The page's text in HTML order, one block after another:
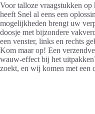
Voor talloze vraagstukken
heeft Snel al eens een
mogelijkheden brengt uw
doosje met bijzondere
een venster, links en rechts
Kom maar op! Een
wauw-effect bij het
zoekt, en wij komen met een